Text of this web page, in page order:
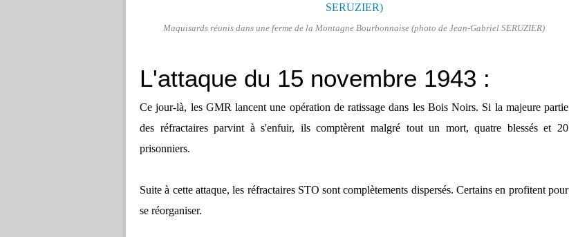
Maquisards réunis dans une ferme de la Montagne Bourbonnaise (photo de Jean-Gabriel SERUZIER)
L'attaque du 15 novembre 1943 :
Ce jour-là, les GMR lancent une opération de ratissage dans les Bois Noirs. Si la majeure partie
des réfractaires parvint à s'enfuir, ils comptèrent malgré tout un mort, quatre blessés et 20
prisonniers.
Suite à cette attaque, les réfractaires STO sont complètements dispersés. Certains en profitent pour
se réorganiser.